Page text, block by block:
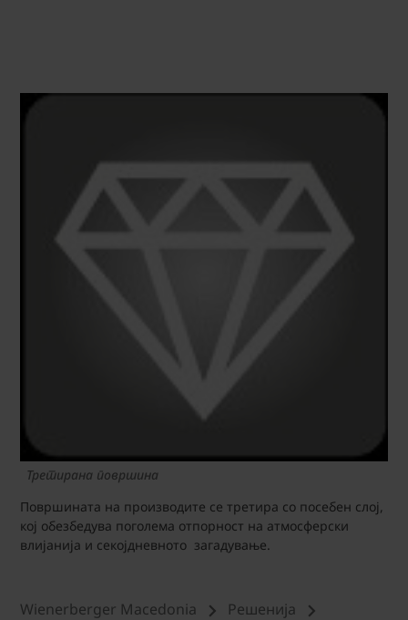
Третирана површина
Површината на производите се третира со посебен слој,
кој обезбедува поголема отпорност на атмосферски
влијанија и секојдневното загадување.
Wienerberger Macedonia
Решенија